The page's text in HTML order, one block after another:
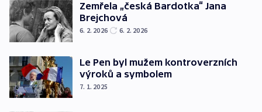
Zemřela „česká Bardotka“ Jana
Brejchová
6. 2. 2026 6. 2. 2026
Le Pen byl mužem kontroverzních
výroků a symbolem
7. 1. 2025